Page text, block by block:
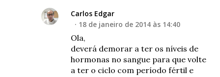
Carlos Edgar
18 de janeiro de 2014 às 14:40
Ola,
deverá demorar a ter os níveis de
hormonas no sangue para que volte
a ter o ciclo com período fértil e